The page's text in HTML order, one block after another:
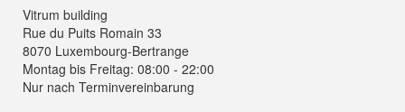
Vitrum building
Rue du Puits Romain 33
8070 Luxembourg-Bertrange
Montag bis Freitag: 08:00 - 22:00
Nur nach Terminvereinbarung